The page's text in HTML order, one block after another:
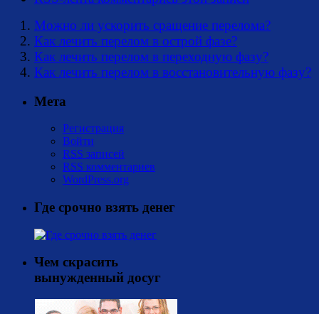
Можно ли ускорить сращение перелома?
Как лечить перелом в острой фазе?
Как лечить перелом в переходную фазу?
Как лечить перелом в восстановительную фазу?
Мета
Регистрация
Войти
RSS записей
RSS комментариев
WordPress.org
Где срочно взять денег
Чем скрасить
вынужденный досуг